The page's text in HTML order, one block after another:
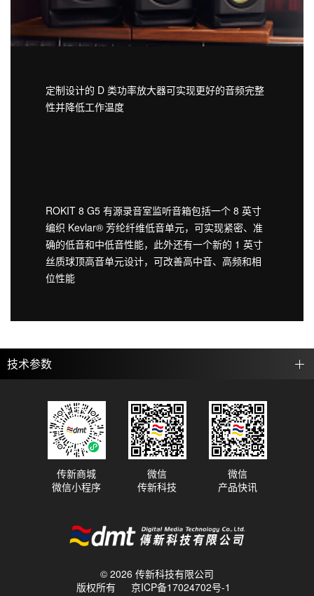
定制设计的 D 类功率放大器可实现更好的音频完整
性并降低工作温度
ROKIT 8 G5 有源录音室监听音箱包括一个 8 英寸
编织 Kevlar® 芳纶纤维低音单元，可实现紧密、准
确的低音和中低音性能，此外还有一个新的 1 英寸
丝质球顶高音单元设计，可改善高中音、高频和相
位性能
技术参数
© 2026 传新科技有限公司
版权所有
京ICP备17024702号-1
传新商城
微信小程序
微信
传新科技
微信
产品快讯